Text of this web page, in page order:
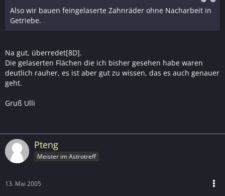
Also wir bauen feingelaserte Zahnräder ohne Nacharbeit in
Getriebe.
Na gut, überredet[8D].
Die gelaserten Flächen die ich bisher gesehen habe waren
deutlich rauher, es ist aber gut zu wissen, das es auch genauer
geht.
Gruß Ulli
Pteng
Meister im Astrotreff
13. Mai 2005